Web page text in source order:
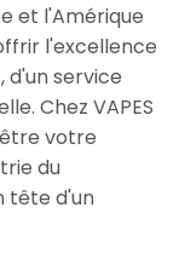
et l'Amérique
l'excellence
d'un service
Chez VAPES
votre
du
tête d'un